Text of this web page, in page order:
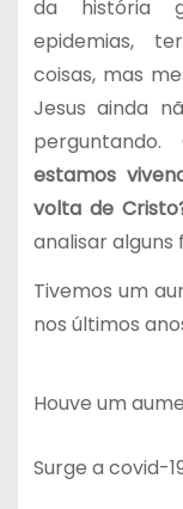
da história
epidemias,
coisas, mas
Jesus ainda
perguntando.
estamos
volta de
analisar alguns
Tivemos um
nos últimos
Houve um
Surge a covid-